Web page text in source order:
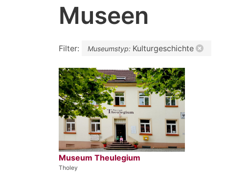
Museen
Filter: Museumstyp: Kulturgeschichte
Museum Theulegium
Tholey